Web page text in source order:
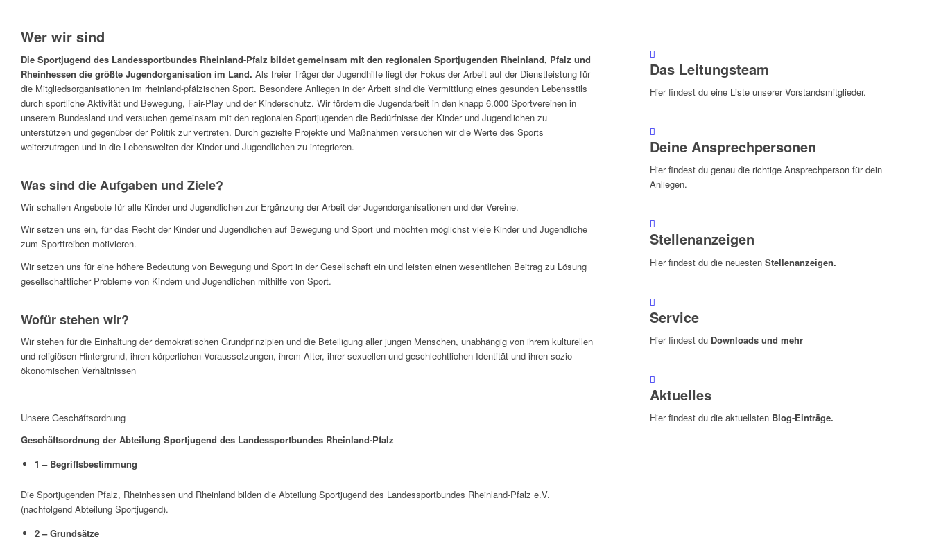
Wer wir sind
Die Sportjugend des Landessportbundes Rheinland-Pfalz bildet gemeinsam mit den regionalen Sportjugenden Rheinland, Pfalz und
Rheinhessen die größte Jugendorganisation im Land. Als freier Träger der Jugendhilfe liegt der Fokus der Arbeit auf der Dienstleistung für
die Mitgliedsorganisationen im rheinland-pfälzischen Sport. Besondere Anliegen in der Arbeit sind die Vermittlung eines gesunden Lebensstils
durch sportliche Aktivität und Bewegung, Fair-Play und der Kinderschutz. Wir fördern die Jugendarbeit in den knapp 6.000 Sportvereinen in
unserem Bundesland und versuchen gemeinsam mit den regionalen Sportjugenden die Bedürfnisse der Kinder und Jugendlichen zu
unterstützen und gegenüber der Politik zur vertreten. Durch gezielte Projekte und Maßnahmen versuchen wir die Werte des Sports
weiterzutragen und in die Lebenswelten der Kinder und Jugendlichen zu integrieren.
Was sind die Aufgaben und Ziele?
Wir schaffen Angebote für alle Kinder und Jugendlichen zur Ergänzung der Arbeit der Jugendorganisationen und der Vereine.
Wir setzen uns ein, für das Recht der Kinder und Jugendlichen auf Bewegung und Sport und möchten möglichst viele Kinder und Jugendliche
zum Sporttreiben motivieren.
Wir setzen uns für eine höhere Bedeutung von Bewegung und Sport in der Gesellschaft ein und leisten einen wesentlichen Beitrag zu Lösung
gesellschaftlicher Probleme von Kindern und Jugendlichen mithilfe von Sport.
Wofür stehen wir?
Wir stehen für die Einhaltung der demokratischen Grundprinzipien und die Beteiligung aller jungen Menschen, unabhängig von ihrem kulturellen
und religiösen Hintergrund, ihren körperlichen Voraussetzungen, ihrem Alter, ihrer sexuellen und geschlechtlichen Identität und ihren sozio-
ökonomischen Verhältnissen
Unsere Geschäftsordnung
Geschäftsordnung der Abteilung Sportjugend des Landessportbundes Rheinland-Pfalz
1 – Begriffsbestimmung
Die Sportjugenden Pfalz, Rheinhessen und Rheinland bilden die Abteilung Sportjugend des Landessportbundes Rheinland-Pfalz e.V.
(nachfolgend Abteilung Sportjugend).
2 – Grundsätze
Das Leitungsteam
Hier findest du eine Liste unserer Vorstandsmitglieder.
Deine Ansprechpersonen
Hier findest du genau die richtige Ansprechperson für dein
Anliegen.
Stellenanzeigen
Hier findest du die neuesten Stellenanzeigen.
Service
Hier findest du Downloads und mehr
Aktuelles
Hier findest du die aktuellsten Blog-Einträge.